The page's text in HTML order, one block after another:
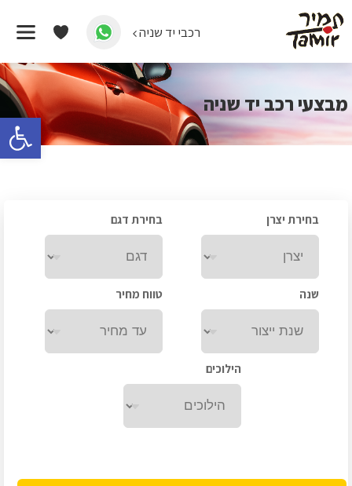
רכבי יד שניה
מבצעי רכב יד שניה
בחירת יצרן בחירת דגם
שנה טווח מחיר
הילוכים